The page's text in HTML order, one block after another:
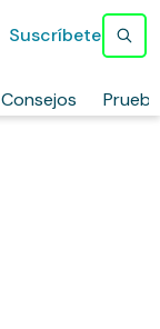
Consejos
Suscríbete